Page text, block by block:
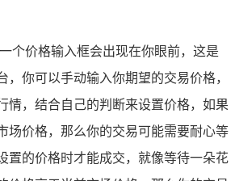
个价格输入框会出现在你眼前，这是
，你可以手动输入你期望的交易价格，
情，结合自己的判断来设置价格，如果
场价格，那么你的交易可能需要耐心等
置的价格时才能成交，就像等待一朵花